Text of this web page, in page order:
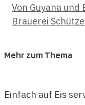
Von Guyana und
Brauerei
Mehr zum Thema
Einfach auf Eis